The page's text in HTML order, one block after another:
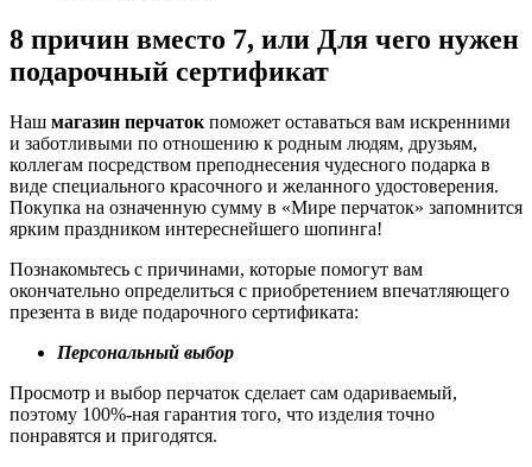
8 причин вместо 7, или Для чего нужен
подарочный сертификат
Наш магазин перчаток поможет оставаться вам искренними
и заботливыми по отношению к родным людям, друзьям,
коллегам посредством преподнесения чудесного подарка в
виде специального красочного и желанного удостоверения.
Покупка на означенную сумму в «Мире перчаток» запомнится
ярким праздником интереснейшего шопинга!
Познакомьтесь с причинами, которые помогут вам
окончательно определиться с приобретением впечатляющего
презента в виде подарочного сертификата:
Персональный выбор
Просмотр и выбор перчаток сделает сам одариваемый,
поэтому 100%-ная гарантия того, что изделия точно
понравятся и пригодятся.